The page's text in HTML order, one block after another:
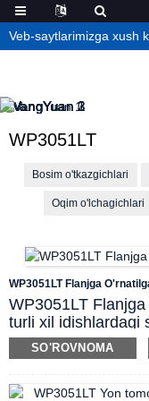
Veb-saytlarimizga xush
WP3051LT
Bosim o'tkazgichlari
Oqim o'lchagichlari
WP3051LT Flanjga
WP3051LT
turli xil idishlardagi
aniq bosim
sig'imli bosim
uzatgichiga
SO'ROVNOMA